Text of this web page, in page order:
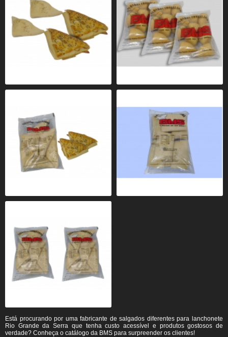
Está procurando por uma fabricante de salgados diferentes para lanchonete
Rio Grande da Serra que tenha custo acessível e produtos gostosos de
verdade? Conheça o catálogo da BMS para surpreender os clientes!